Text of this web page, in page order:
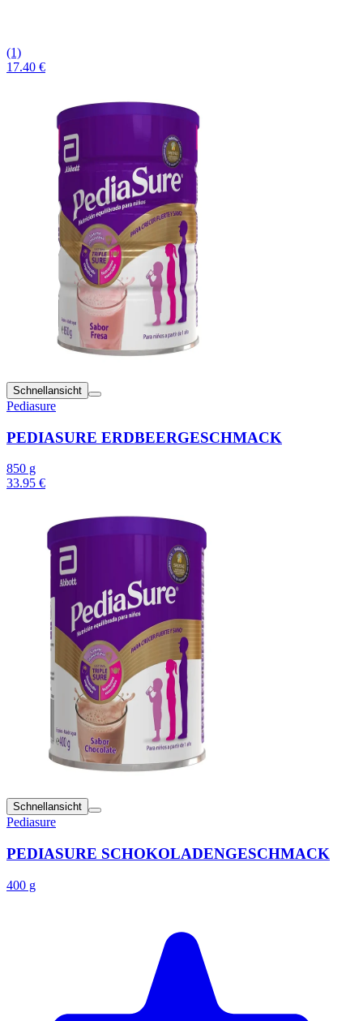
(1)
17.40 €
Schnellansicht
Pediasure
PEDIASURE ERDBEERGESCHMACK
850 g
33.95 €
Schnellansicht
Pediasure
PEDIASURE SCHOKOLADENGESCHMACK
400 g